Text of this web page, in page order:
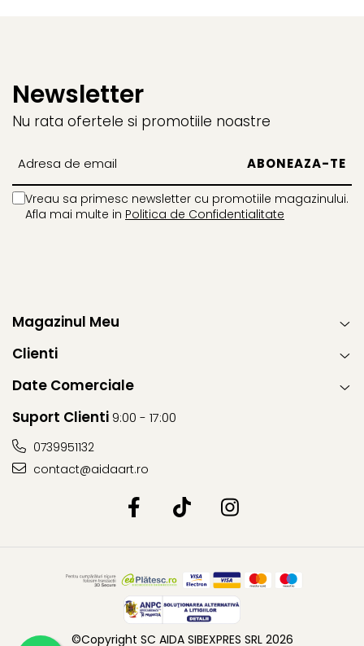
Newsletter
Nu rata ofertele si promotiile noastre
Vreau sa primesc newsletter cu promotiile magazinului.
Afla mai multe in Politica de Confidentialitate
Magazinul Meu
Clienti
Date Comerciale
Suport Clienti 9:00 - 17:00
0739951132
contact@aidaart.ro
©Copyright SC AIDA SIBEXPRES SRL 2026